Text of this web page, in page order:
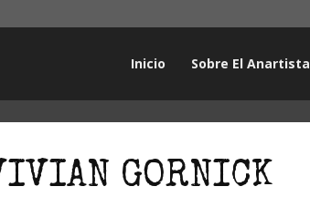
Inicio Sobre El Anartista
GORNICK